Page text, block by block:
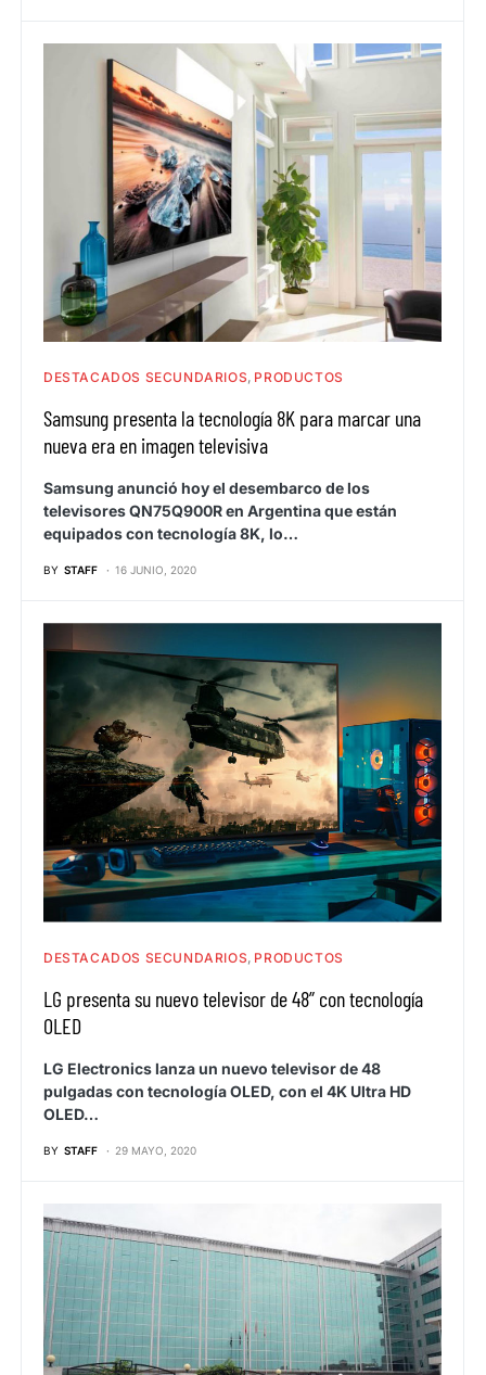
DESTACADOS SECUNDARIOS PRODUCTOS
Samsung presenta la tecnología 8K para marcar una
nueva era en imagen televisiva
Samsung anunció hoy el desembarco de los
televisores QN75Q900R en Argentina que están
equipados con tecnología 8K, lo…
BY STAFF 16 JUNIO, 2020
DESTACADOS SECUNDARIOS PRODUCTOS
LG presenta su nuevo televisor de 48” con tecnología
OLED
LG Electronics lanza un nuevo televisor de 48
pulgadas con tecnología OLED, con el 4K Ultra HD
OLED…
BY STAFF 29 MAYO, 2020